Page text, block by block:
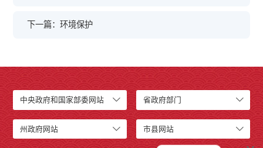
下一篇：环境保护
中央政府和国家部委网站 省政府部门
州政府网站 市县网站